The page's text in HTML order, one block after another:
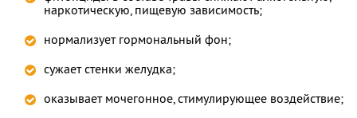
наркотическую, пищевую зависимость;
нормализует гормональный фон;
сужает стенки желудка;
оказывает мочегонное, стимулирующее воздействие;